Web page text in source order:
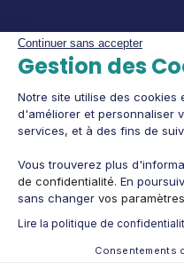
Continuer sans accepter
Gestion des
Notre site utilise des cookies
d'améliorer et personnaliser
services, et à des fins de
Vous trouverez plus
de confidentialité. En
sans changer vos paramètres
Lire la politique de
Consentements